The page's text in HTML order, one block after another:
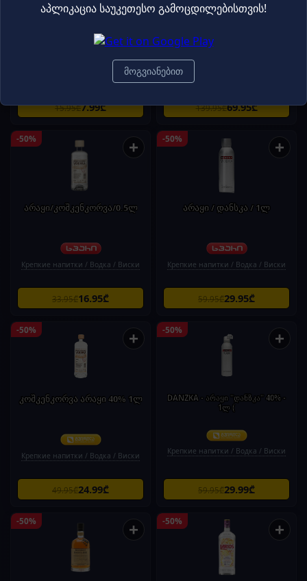
15.95₾7.99₾
Крепкие напитки / Водка / Виски
139.95₾69.95₾
-50% +
არაყი/კოშკენკორვა/0.5ლ
Крепкие напитки / Водка / Виски
33.95₾16.95₾
-50% +
არაყი / დანსკა / 1ლ
Крепкие напитки / Водка / Виски
59.95₾29.95₾
-50% +
კოშკენკორვა არაყი 40% 1ლ
Крепкие напитки / Водка / Виски
49.95₾24.99₾
-50% +
DANZKA - არაყი "დანზკა" 40% -
1ლ (
Крепкие напитки / Водка / Виски
59.95₾29.99₾
-50% + -50% +
აპლიკაცია საუკეთესო გამოცდილებისთვის!
მოგვიანებით